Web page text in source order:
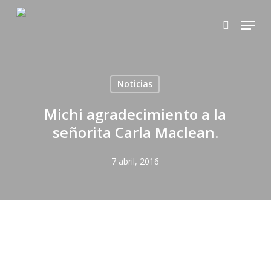
search
Menu
Noticias
Michi agradecimiento a la
señorita Carla Maclean.
7 abril, 2016